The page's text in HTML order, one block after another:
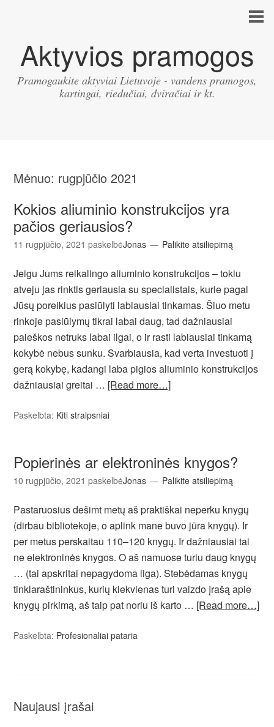
Aktyvios pramogos
Pramogaukite aktyviai Lietuvoje - vandens pramogos,
kartingai, riedučiai, dviračiai ir kt.
Mėnuo: rugpjūčio 2021
Kokios aliuminio konstrukcijos yra
pačios geriausios?
11 rugpjūčio, 2021 paskelbėJonas Palikite atsiliepimą
Jeigu Jums reikalingo aliuminio konstrukcijos – tokiu
atveju jas rinktis geriausia su specialistais, kurie pagal
Jūsų poreikius pasiūlyti labiausiai tinkamas. Šiuo metu
rinkoje pasiūlymų tikrai labai daug, tad dažniausiai
paieškos netruks labai ilgai, o ir rasti labiausiai tinkamą
kokybė nebus sunku. Svarbiausia, kad verta investuoti į
gerą kokybę, kadangi laba pigios aliuminio konstrukcijos
dažniausiai greitai … [Read more…]
Paskelbta: Kiti straipsniai
Popierinės ar elektroninės knygos?
10 rugpjūčio, 2021 paskelbėJonas Palikite atsiliepimą
Pastaruosius dešimt metų aš praktiškai neperku knygų
(dirbau bibliotekoje, o aplink mane buvo jūra knygų). Ir
per metus perskaitau 110–120 knygų. Ir dažniausiai tai
ne elektroninės knygos. O aš namuose turiu daug knygų
… (tai apskritai nepagydoma liga). Stebėdamas knygų
tinklaraštininkus, kurių kiekvienas turi vaizdo įrašą apie
knygų pirkimą, aš taip pat noriu iš karto … [Read more…]
Paskelbta: Profesionaliai pataria
Naujausi įrašai